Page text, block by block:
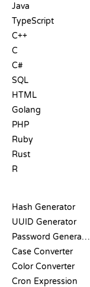
Java
TypeScript
C++
C
C#
SQL
HTML
Golang
PHP
Ruby
Rust
R
Hash Generator
UUID Generator
Password Generator
Case Converter
Color Converter
Cron Expression